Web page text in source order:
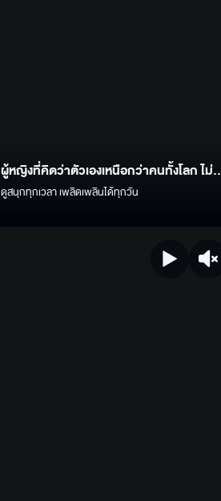
ผู้หญิงที่คิดว่าตัวเองเหนือกว่าคนทั้งโลก ไม่มี
ผู้ชายทนได้หรอก
ดูสนุกทุกเวลา เพลิดเพลินได้ทุกวัน